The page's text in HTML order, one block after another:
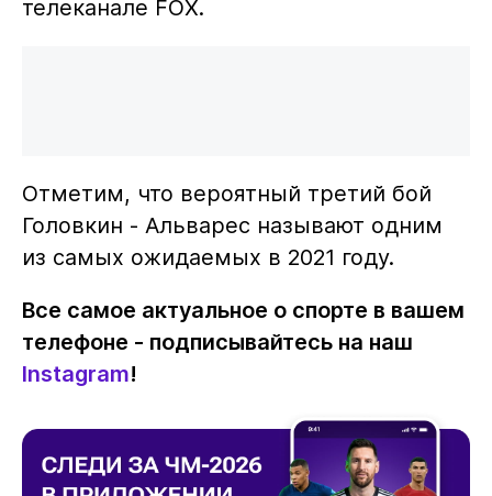
телеканале FOX.
Отметим, что вероятный третий бой
Головкин - Альварес называют одним
из самых ожидаемых в 2021 году.
Все самое актуальное о спорте в вашем
телефоне - подписывайтесь на наш
Instagram!